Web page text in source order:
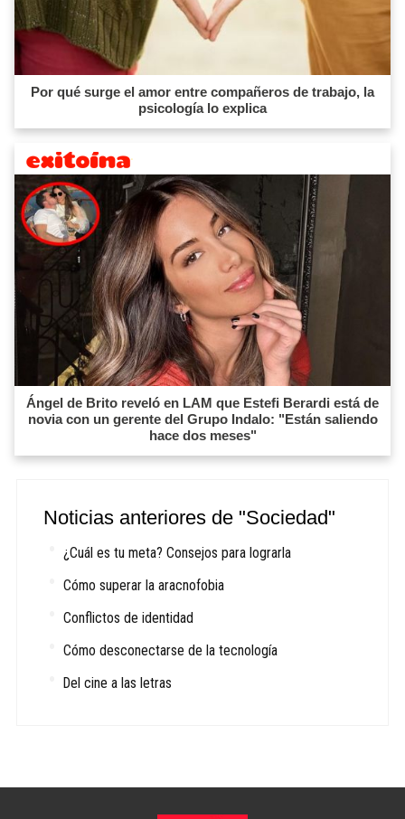
Por qué surge el amor entre compañeros de trabajo, la
psicología lo explica
Ángel de Brito reveló en LAM que Estefi Berardi está de
novia con un gerente del Grupo Indalo: "Están saliendo
hace dos meses"
Noticias anteriores de "Sociedad"
¿Cuál es tu meta? Consejos para lograrla
Cómo superar la aracnofobia
Conflictos de identidad
Cómo desconectarse de la tecnología
Del cine a las letras